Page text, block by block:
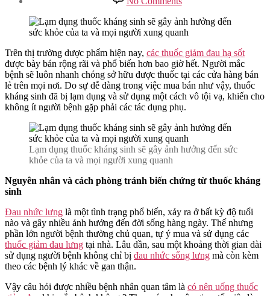
Các
Thuốc
Giảm
Hạ
Sốt
Có
Tác
Dụng
Phụ
Sao
?
Trên thị trường dược phẩm hiện nay, các thuốc giảm đau hạ sốt
được bày bán rộng rãi và phổ biến hơn bao giờ hết. Người mắc
bệnh sẽ luôn nhanh chóng sở hữu được thuốc tại các cửa hàng bán
lẻ trên mọi nơi. Do sự dễ dàng trong việc mua bán như vậy, thuốc
kháng sinh đã bị lạm dụng và sử dụng một cách vô tội vạ, khiến cho
không ít người bệnh gặp phải các tác dụng phụ.
Lạm dụng thuốc kháng sinh sẽ gây ảnh hưởng đến sức
khỏe của ta và mọi người xung quanh
Nguyên nhân và cách phòng tránh biến chứng từ thuốc kháng
sinh
Đau nhức lưng là một tình trạng phổ biến, xảy ra ở bất kỳ độ tuổi
nào và gây nhiều ảnh hưởng đến đời sống hàng ngày. Thế nhưng
phần lớn người bệnh thường chủ quan, tự ý mua và sử dụng các
thuốc giảm đau lưng tại nhà. Lâu dần, sau một khoảng thời gian dài
sử dụng người bệnh không chỉ bị đau nhức sống lưng mà còn kèm
theo các bệnh lý khác về gan thận.
Vậy câu hỏi được nhiều bệnh nhân quan tâm là có nên uống thuốc